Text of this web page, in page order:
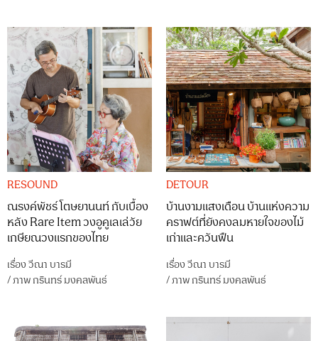
RESOUND
ณรงค์พัชร์ โตษยานนท์ กับเบื้อง
หลัง Rare Item วงอูคูเลเล่วัย
เกษียณวงแรกของไทย
เรื่องวีณา บารมี
/ภาพกรินทร์ มงคลพันธ์
DETOUR
บ้านงามแสงเดือน บ้านแห่งความ
คราฟต์ที่ยังคงลมหายใจของไม้
เก่าและควันฟืน
เรื่องวีณา บารมี
/ภาพกรินทร์ มงคลพันธ์